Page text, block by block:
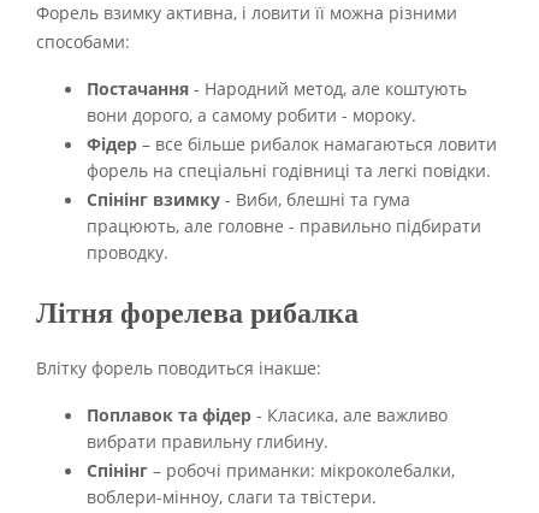
Форель взимку активна, і ловити її можна різними
способами:
Постачання - Народний метод, але коштують
вони дорого, а самому робити - мороку.
Фідер – все більше рибалок намагаються ловити
форель на спеціальні годівниці та легкі повідки.
Спінінг взимку - Виби, блешні та гума
працюють, але головне - правильно підбирати
проводку.
Літня форелева рибалка
Влітку форель поводиться інакше:
Поплавок та фідер - Класика, але важливо
вибрати правильну глибину.
Спінінг – робочі приманки: мікроколебалки,
воблери-мінноу, слаги та твістери.